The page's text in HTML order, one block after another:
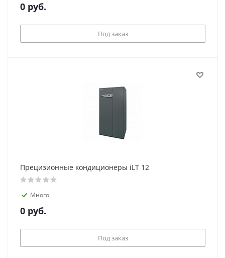
0 руб.
Под заказ
Прецизионные кондиционеры iLT 12
Много
0 руб.
Под заказ